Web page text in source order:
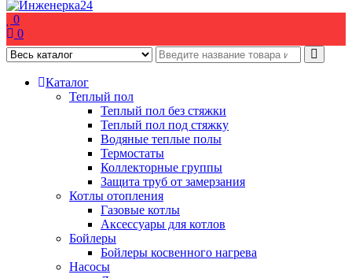
0
0
Каталог
Теплый пол
Теплый пол без стяжки
Теплый пол под стяжку
Водяные теплые полы
Термостаты
Коллекторные группы
Защита труб от замерзания
Котлы отопления
Газовые котлы
Аксессуары для котлов
Бойлеры
Бойлеры косвенного нагрева
Насосы